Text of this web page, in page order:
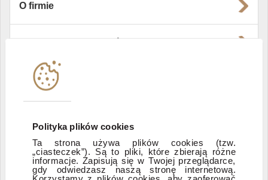
Polityka plików cookies
Ta strona używa plików cookies (tzw.
„ciasteczek”). Są to pliki, które zbierają różne
informacje. Zapisują się w Twojej przeglądarce,
gdy odwiedzasz naszą stronę internetową.
O firmie
Instytucje współpracujące
Zastrzeżenia prawne